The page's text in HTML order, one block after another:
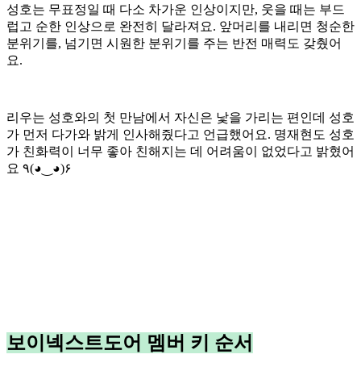
성호는 무표정일 때 다소 차가운 인상이지만, 웃을 때는 부드
럽고 순한 인상으로 완전히 달라져요. 앞머리를 내리면 청순한
분위기를, 넘기면 시원한 분위기를 주는 반전 매력도 갖췄어
요.
리우는 성호와의 첫 만남에서 자신은 낯을 가리는 편인데 성호
가 먼저 다가와 밝게 인사해줬다고 언급했어요. 명재현도 성호
가 친화력이 너무 좋아 친해지는 데 어려움이 없었다고 밝혔어
요 ٩(◕‿◕)۶
보이넥스트도어 멤버 키 순서